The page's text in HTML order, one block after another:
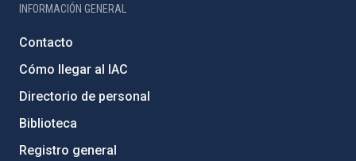
INFORMACIÓN GENERAL
Contacto
Cómo llegar al IAC
Directorio de personal
Biblioteca
Registro general